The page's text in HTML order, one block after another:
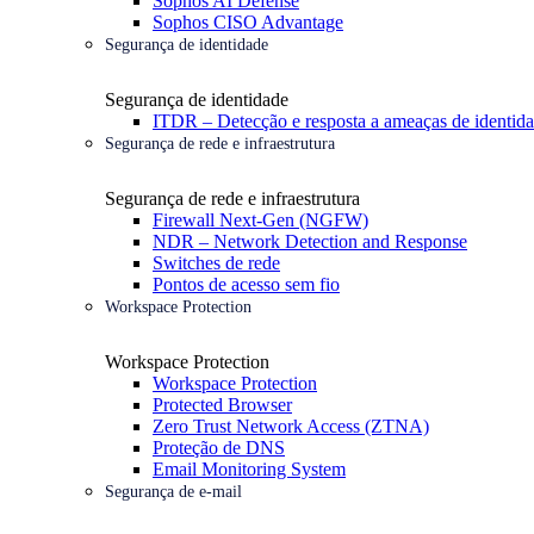
Sophos CISO Advantage
Segurança de identidade
Segurança de identidade
ITDR – Detecção e resposta a ameaças de
Segurança de rede e infraestrutura
Segurança de rede e infraestrutura
Firewall Next-Gen (NGFW)
NDR – Network Detection and Response
Switches de rede
Pontos de acesso sem fio
Workspace Protection
Workspace Protection
Workspace Protection
Protected Browser
Zero Trust Network Access (ZTNA)
Proteção de DNS
Email Monitoring System
Segurança de e-mail